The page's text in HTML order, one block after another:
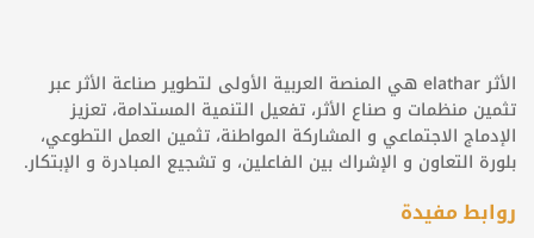
الأثر elathar هي المنصة العربية الأولى لتطوير صناعة الأثر عبر
تثمين منظمات و صناع الأثر، تفعيل التنمية المستدامة، تعزيز
الإدماج الاجتماعي و المشاركة المواطنة، تثمين العمل التطوعي،
بلورة التعاون و الإشراك بين الفاعلين، و تشجيع المبادرة و الإبتكار.
روابط مفيدة